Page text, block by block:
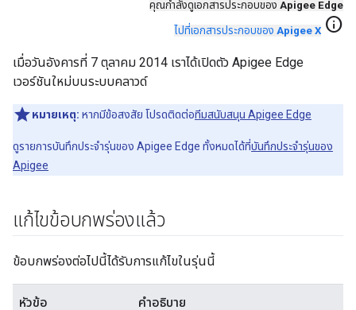
คุณกำลังดูเอกสารประกอบของ Apigee Edge
ไปที่เอกสารประกอบของ Apigee X info
เมื่อวันอังคารที่ 7 ตุลาคม 2014 เราได้เปิดตัว Apigee Edge
เวอร์ชันใหม่บนระบบคลาวด์
หมายเหตุ: หากมีข้อสงสัย โปรดติดต่อทีมสนับสนุน Apigee Edge
ดูรายการบันทึกประจำรุ่นของ Apigee Edge ทั้งหมดได้ที่บันทึกประจำรุ่นของ
Apigee
แก้ไขข้อบกพร่องแล้ว
ข้อบกพร่องต่อไปนี้ได้รับการแก้ไขในรุ่นนี้
หัวข้อ คำอธิบาย